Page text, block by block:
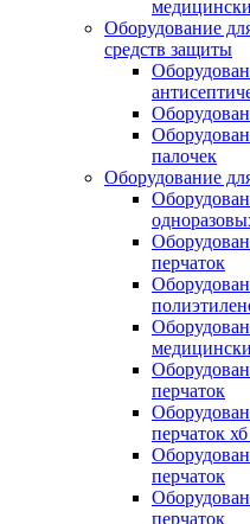
Оборудование
средств защиты
палочек
Оборудование
перчаток
перчаток
перчаток
перчаток
перчаток